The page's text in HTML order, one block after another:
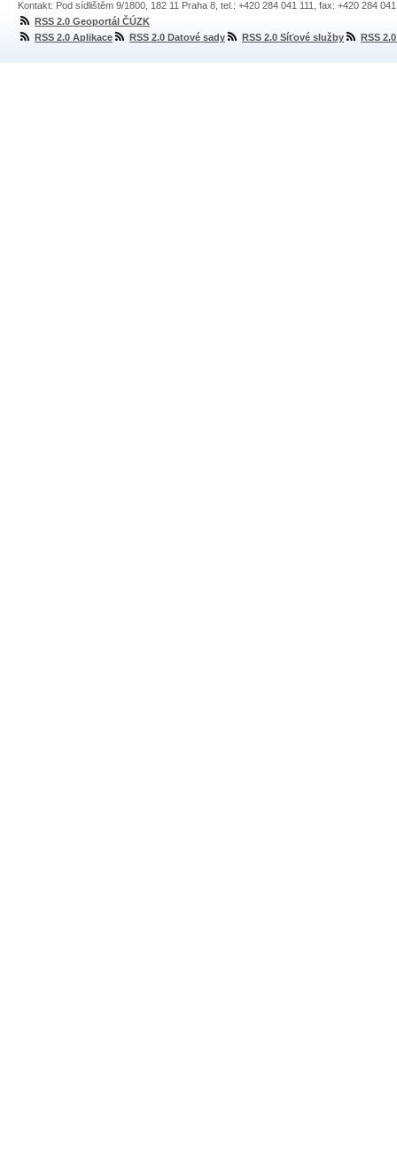
Kontakt: Pod sídlištěm 9/1800, 182 11 Praha 8, tel.: +420 284 041 111, fax: +420 284
RSS 2.0 Geoportál ČÚZK
RSS 2.0 Aplikace
RSS 2.0 Datové sady RSS 2.0 Síťové služby RSS